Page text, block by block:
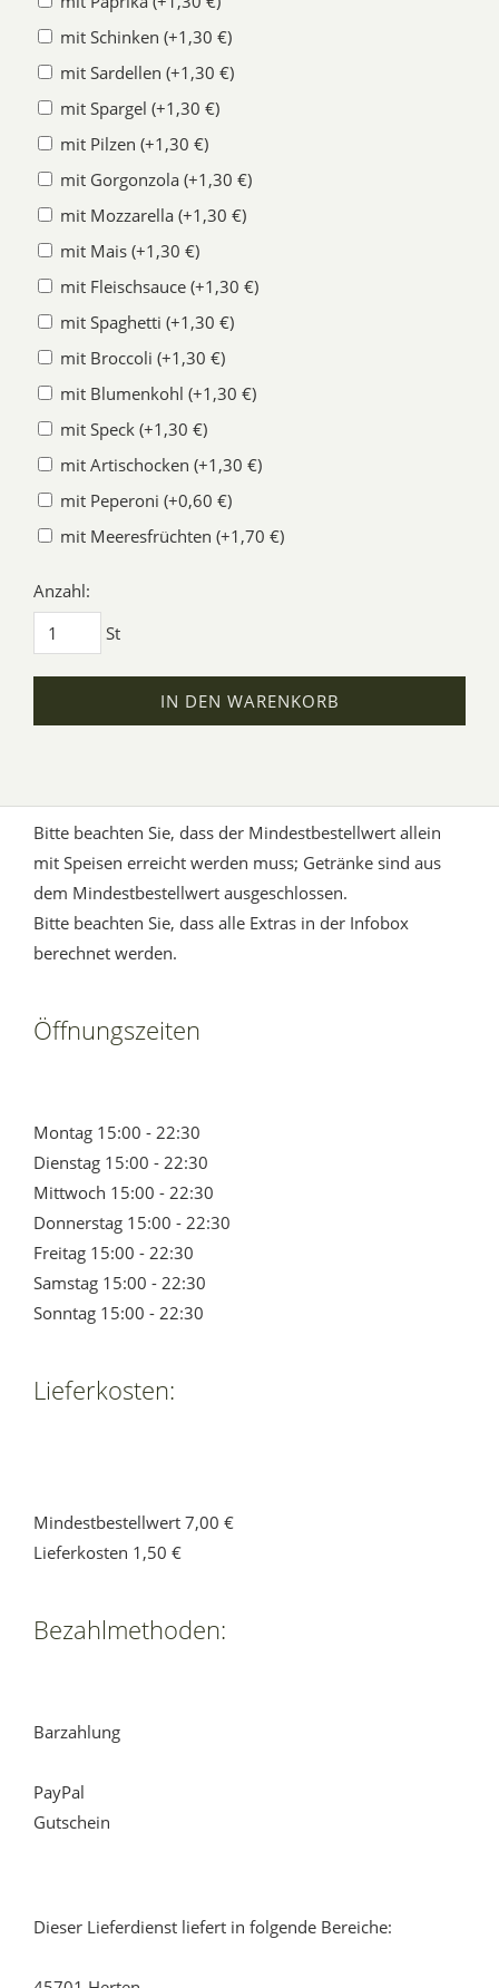
mit Schinken (+1,30 €)
mit Sardellen (+1,30 €)
mit Spargel (+1,30 €)
mit Pilzen (+1,30 €)
mit Gorgonzola (+1,30 €)
mit Mozzarella (+1,30 €)
mit Mais (+1,30 €)
mit Fleischsauce (+1,30 €)
mit Spaghetti (+1,30 €)
mit Broccoli (+1,30 €)
mit Blumenkohl (+1,30 €)
mit Speck (+1,30 €)
mit Artischocken (+1,30 €)
mit Peperoni (+0,60 €)
mit Meeresfrüchten (+1,70 €)
Anzahl:
St
IN DEN WARENKORB
Bitte beachten Sie, dass der Mindestbestellwert allein
mit Speisen erreicht werden muss; Getränke sind aus
dem Mindestbestellwert ausgeschlossen.
Bitte beachten Sie, dass alle Extras in der Infobox
berechnet werden.
Öffnungszeiten
Montag 15:00 - 22:30
Dienstag 15:00 - 22:30
Mittwoch 15:00 - 22:30
Donnerstag 15:00 - 22:30
Freitag 15:00 - 22:30
Samstag 15:00 - 22:30
Sonntag 15:00 - 22:30
Lieferkosten:
Mindestbestellwert 7,00 €
Lieferkosten 1,50 €
Bezahlmethoden:
Barzahlung
PayPal
Gutschein
Dieser Lieferdienst liefert in folgende Bereiche: